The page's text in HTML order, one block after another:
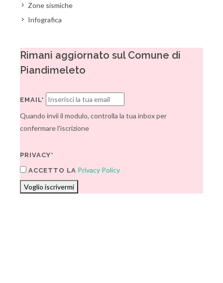
Zone sismiche
Infografica
Rimani aggiornato sul Comune di
Piandimeleto
EMAIL*
Quando invii il modulo, controlla la tua inbox per
confermare l'iscrizione
PRIVACY*
ACCETTO LA Privacy Policy
Voglio iscrivermi